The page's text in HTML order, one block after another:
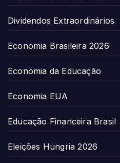
Dividendos Extraordinários
Economia Brasileira 2026
Economia da Educação
Economia EUA
Educação Financeira Brasil
Eleições Hungria 2026